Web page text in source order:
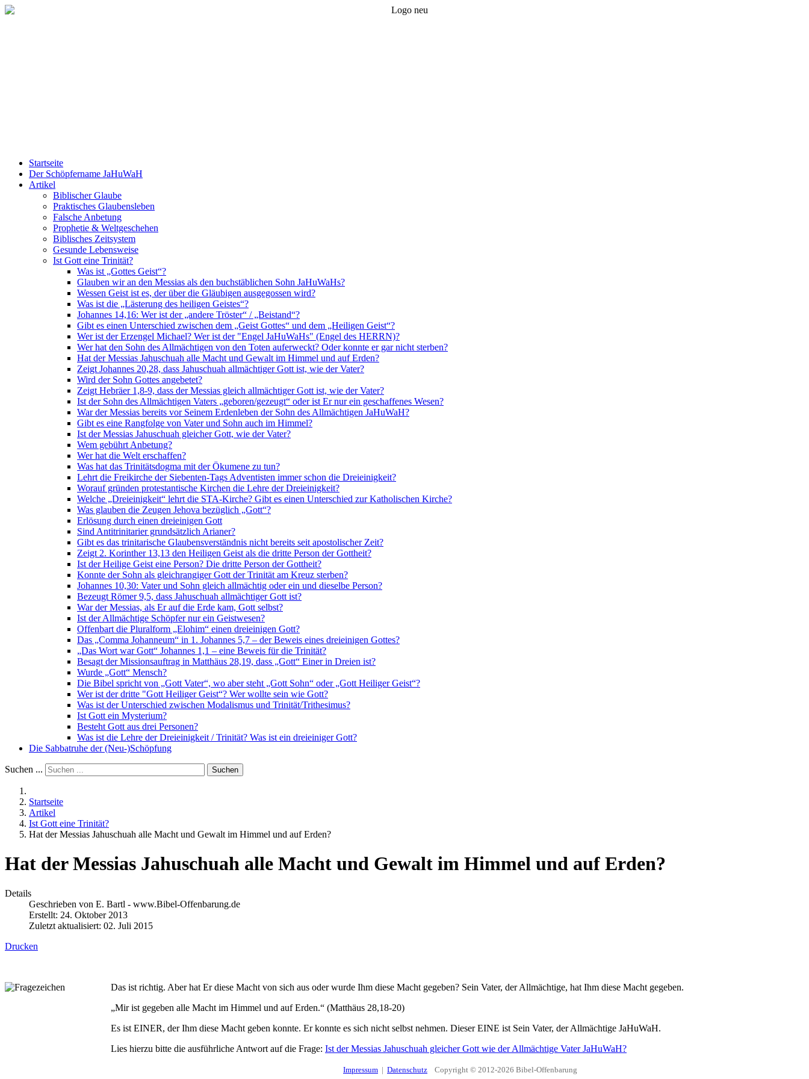
Startseite
Der Schöpfername JaHuWaH
Artikel
Biblischer Glaube
Praktisches Glaubensleben
Falsche Anbetung
Prophetie & Weltgeschehen
Biblisches Zeitsystem
Gesunde Lebensweise
Ist Gott eine Trinität?
Was ist „Gottes Geist“?
Glauben wir an den Messias als den buchstäblichen Sohn JaHuWaHs?
Wessen Geist ist es, der über die Gläubigen ausgegossen wird?
Was ist die „Lästerung des heiligen Geistes“?
Johannes 14,16: Wer ist der „andere Tröster“ / „Beistand“?
Gibt es einen Unterschied zwischen dem „Geist Gottes“ und dem „Heiligen Geist“?
Wer ist der Erzengel Michael? Wer ist der "Engel JaHuWaHs" (Engel des HERRN)?
Wer hat den Sohn des Allmächtigen von den Toten auferweckt? Oder konnte er gar nicht sterben?
Hat der Messias Jahuschuah alle Macht und Gewalt im Himmel und auf Erden?
Zeigt Johannes 20,28, dass Jahuschuah allmächtiger Gott ist, wie der Vater?
Wird der Sohn Gottes angebetet?
Zeigt Hebräer 1,8-9, dass der Messias gleich allmächtiger Gott ist, wie der Vater?
Ist der Sohn des Allmächtigen Vaters „geboren/gezeugt“ oder ist Er nur ein geschaffenes Wesen?
War der Messias bereits vor Seinem Erdenleben der Sohn des Allmächtigen JaHuWaH?
Gibt es eine Rangfolge von Vater und Sohn auch im Himmel?
Ist der Messias Jahuschuah gleicher Gott, wie der Vater?
Wem gebührt Anbetung?
Wer hat die Welt erschaffen?
Was hat das Trinitätsdogma mit der Ökumene zu tun?
Lehrt die Freikirche der Siebenten-Tags Adventisten immer schon die Dreieinigkeit?
Worauf gründen protestantische Kirchen die Lehre der Dreieinigkeit?
Welche „Dreieinigkeit“ lehrt die STA-Kirche? Gibt es einen Unterschied zur Katholischen Kirche?
Was glauben die Zeugen Jehova bezüglich „Gott“?
Erlösung durch einen dreieinigen Gott
Sind Antitrinitarier grundsätzlich Arianer?
Gibt es das trinitarische Glaubensverständnis nicht bereits seit apostolischer Zeit?
Zeigt 2. Korinther 13,13 den Heiligen Geist als die dritte Person der Gottheit?
Ist der Heilige Geist eine Person? Die dritte Person der Gottheit?
Konnte der Sohn als gleichrangiger Gott der Trinität am Kreuz sterben?
Johannes 10,30: Vater und Sohn gleich allmächtig oder ein und dieselbe Person?
Bezeugt Römer 9,5, dass Jahuschuah allmächtiger Gott ist?
War der Messias, als Er auf die Erde kam, Gott selbst?
Ist der Allmächtige Schöpfer nur ein Geistwesen?
Offenbart die Pluralform „Elohim“ einen dreieinigen Gott?
Das „Comma Johanneum“ in 1. Johannes 5,7 – der Beweis eines dreieinigen Gottes?
„Das Wort war Gott“ Johannes 1,1 – eine Beweis für die Trinität?
Besagt der Missionsauftrag in Matthäus 28,19, dass „Gott“ Einer in Dreien ist?
Wurde „Gott“ Mensch?
Die Bibel spricht von „Gott Vater“, wo aber steht „Gott Sohn“ oder „Gott Heiliger Geist“?
Wer ist der dritte "Gott Heiliger Geist“? Wer wollte sein wie Gott?
Was ist der Unterschied zwischen Modalismus und Trinität/Trithesimus?
Ist Gott ein Mysterium?
Besteht Gott aus drei Personen?
Was ist die Lehre der Dreieinigkeit / Trinität? Was ist ein dreieiniger Gott?
Die Sabbatruhe der (Neu-)Schöpfung
Suchen ... Suchen
Startseite
Artikel
Ist Gott eine Trinität?
Hat der Messias Jahuschuah alle Macht und Gewalt im Himmel und auf Erden?
Hat der Messias Jahuschuah alle Macht und Gewalt im Himmel und auf Erden?
Details
Geschrieben von E. Bartl - www.Bibel-Offenbarung.de
Erstellt: 24. Oktober 2013
Zuletzt aktualisiert: 02. Juli 2015
Drucken
Das ist richtig. Aber hat Er diese Macht von sich aus oder wurde Ihm diese Macht gegeben? Sein Vater, der Allmächtige, hat Ihm diese Macht gegeben.
„Mir ist gegeben alle Macht im Himmel und auf Erden.“ (Matthäus 28,18-20)
Es ist EINER, der Ihm diese Macht geben konnte. Er konnte es sich nicht selbst nehmen. Dieser EINE ist Sein Vater, der Allmächtige JaHuWaH.
Lies hierzu bitte die ausführliche Antwort auf die Frage: Ist der Messias Jahuschuah gleicher Gott wie der Allmächtige Vater JaHuWaH?
Impressum | Datenschutz Copyright © 2012-2026 Bibel-Offenbarung